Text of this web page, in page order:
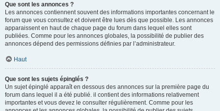
Que sont les annonces ?
Les annonces contiennent souvent des informations importantes concernant le
forum que vous consultez et doivent être lues dès que possible. Les annonces
apparaissent en haut de chaque page du forum dans lequel elles sont
publiées. Comme pour les annonces globales, la possibilité de publier des
annonces dépend des permissions définies par l’administrateur.
Haut
Que sont les sujets épinglés ?
Un sujet épinglé apparaît en dessous des annonces sur la première page du
forum dans lequel il a été publié. il contient des informations relativement
importantes et vous devez le consulter régulièrement. Comme pour les